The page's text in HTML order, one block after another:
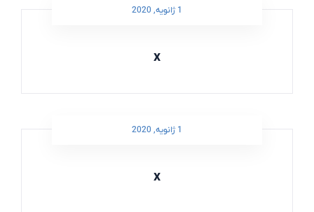
1 ژانویه, 2020
x
1 ژانویه, 2020
x